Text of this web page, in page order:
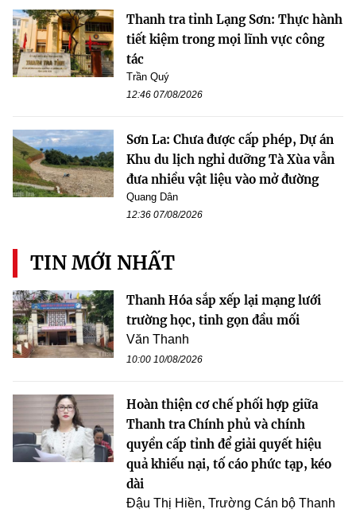
Thanh tra tỉnh Lạng Sơn: Thực hành
tiết kiệm trong mọi lĩnh vực công
tác
Trần Quý
12:46 07/08/2026
Sơn La: Chưa được cấp phép, Dự án
Khu du lịch nghỉ dưỡng Tà Xùa vẫn
đưa nhiều vật liệu vào mở đường
Quang Dân
12:36 07/08/2026
TIN MỚI NHẤT
Thanh Hóa sắp xếp lại mạng lưới
trường học, tinh gọn đầu mối
Văn Thanh
10:00 10/08/2026
Hoàn thiện cơ chế phối hợp giữa
Thanh tra Chính phủ và chính
quyền cấp tỉnh để giải quyết hiệu
quả khiếu nại, tố cáo phức tạp, kéo
dài
Đậu Thị Hiền, Trường Cán bộ Thanh